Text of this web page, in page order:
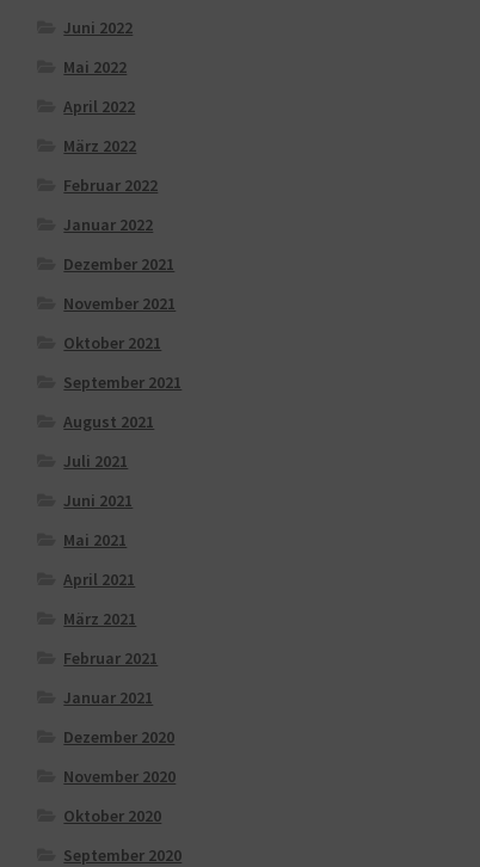
Juni 2022
Mai 2022
April 2022
März 2022
Februar 2022
Januar 2022
Dezember 2021
November 2021
Oktober 2021
September 2021
August 2021
Juli 2021
Juni 2021
Mai 2021
April 2021
März 2021
Februar 2021
Januar 2021
Dezember 2020
November 2020
Oktober 2020
September 2020